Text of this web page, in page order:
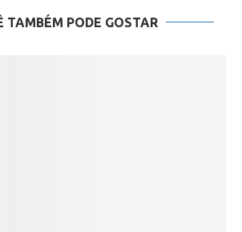
TAMBÉM PODE GOSTAR